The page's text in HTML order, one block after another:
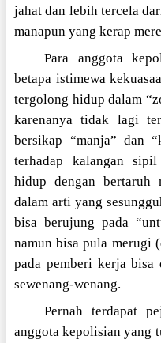
jahat dan lebih tercela
manapun yang kerap
Para anggota
betapa istimewa
tergolong hidup dalam
karenanya tidak lagi
bersikap “manja” dan
terhadap kalangan
hidup dengan bertaruh
dalam arti yang
bisa berujung pada
namun bisa pula merugi
pada pemberi kerja bisa
sewenang-wenang.
Pernah terdapat
anggota kepolisian yang